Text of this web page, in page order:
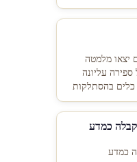
יצאו מלמטה
עליונה
כלים בהסתלקות